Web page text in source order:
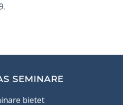
SEMINARE
bietet